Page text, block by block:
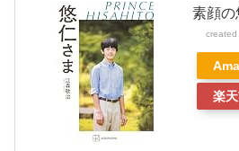
素顔の
created
楽